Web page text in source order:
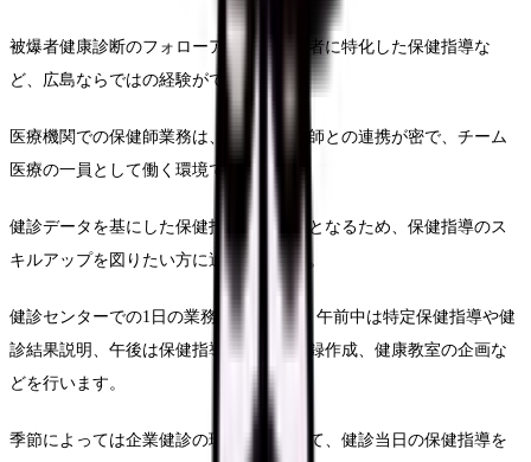
被爆者健康診断のフォローアップや被爆者に特化した保健指導な
ど、広島ならではの経験ができます。
医療機関での保健師業務は、医師や看護師との連携が密で、チーム
医療の一員として働く環境です。
健診データを基にした保健指導がメインとなるため、保健指導のス
キルアップを図りたい方に適しています。
健診センターでの1日の業務例としては、午前中は特定保健指導や健
診結果説明、午後は保健指導の準備や記録作成、健康教室の企画な
どを行います。
季節によっては企業健診の現場に出向いて、健診当日の保健指導を